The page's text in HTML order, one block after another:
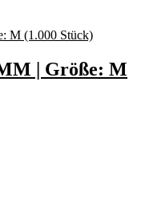
| Größe: M